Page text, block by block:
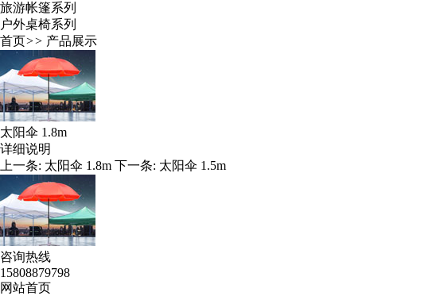
旅游帐篷系列
户外桌椅系列
首页>> 产品展示
太阳伞 1.8m
详细说明
上一条: 太阳伞 1.8m 下一条: 太阳伞 1.5m
咨询热线
15808879798
网站首页